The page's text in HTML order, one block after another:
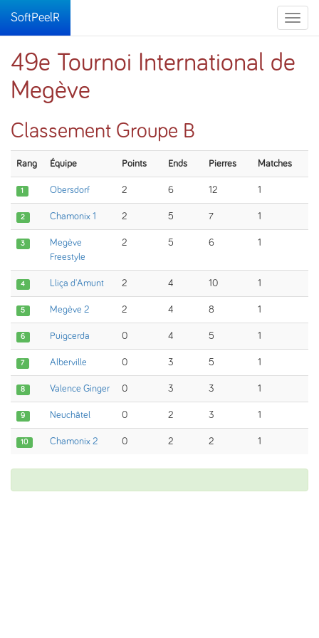
Toggle
SoftPeelR
49e Tournoi International de
Megève
Classement Groupe B
Rang Équipe Points Ends Pierres Matches
1 Obersdorf 2 6 12 1
2 Chamonix 1 2 5 7 1
3
Megève
Freestyle
2 5 6 1
4 Lliça d'Amunt 2 4 10 1
5 Megève 2 2 4 8 1
6 Puigcerda 0 4 5 1
7 Alberville 0 3 5 1
8 Valence Ginger 0 3 3 1
9 Neuchâtel 0 2 3 1
10 Chamonix 2 0 2 2 1